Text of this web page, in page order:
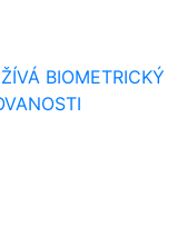
BIOMETRICKÝ